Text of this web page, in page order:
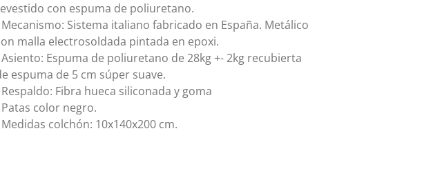
con espuma de poliuretano.
Sistema italiano fabricado en España. Metálico
malla electrosoldada pintada en epoxi.
Espuma de poliuretano de 28kg +- 2kg recubierta
espuma de 5 cm súper suave.
Fibra hueca siliconada y goma
color negro.
colchón: 10x140x200 cm.